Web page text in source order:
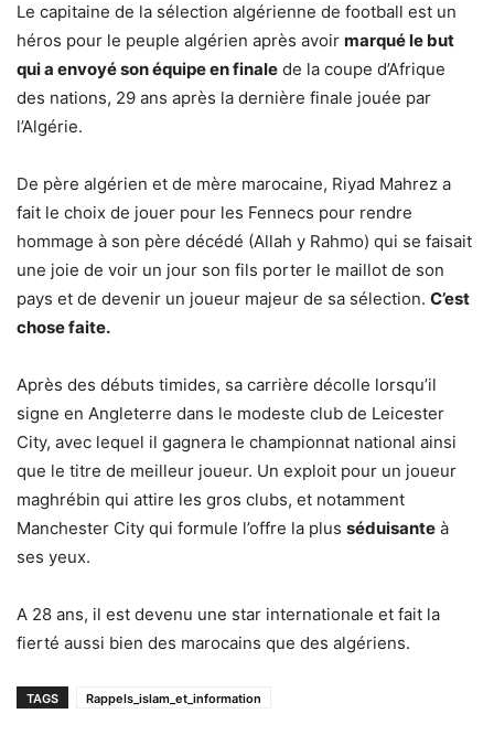
Le capitaine de la sélection algérienne de football est un
héros pour le peuple algérien après avoir marqué le but
qui a envoyé son équipe en finale de la coupe d’Afrique
des nations, 29 ans après la dernière finale jouée par
l’Algérie.
De père algérien et de mère marocaine, Riyad Mahrez a
fait le choix de jouer pour les Fennecs pour rendre
hommage à son père décédé (Allah y Rahmo) qui se faisait
une joie de voir un jour son fils porter le maillot de son
pays et de devenir un joueur majeur de sa sélection. C’est
chose faite.
Après des débuts timides, sa carrière décolle lorsqu’il
signe en Angleterre dans le modeste club de Leicester
City, avec lequel il gagnera le championnat national ainsi
que le titre de meilleur joueur. Un exploit pour un joueur
maghrébin qui attire les gros clubs, et notamment
Manchester City qui formule l’offre la plus séduisante à
ses yeux.
A 28 ans, il est devenu une star internationale et fait la
fierté aussi bien des marocains que des algériens.
TAGS Rappels_islam_et_information